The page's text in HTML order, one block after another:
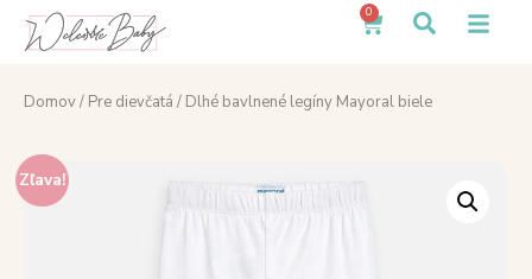
0
Domov/ Pre dievčatá / Dlhé bavlnené legíny Mayoral biele
Zľava!